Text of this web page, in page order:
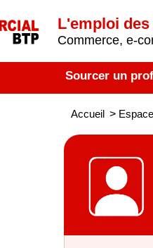
L'emploi
Commerce, e-
Sourcer un
Accueil >